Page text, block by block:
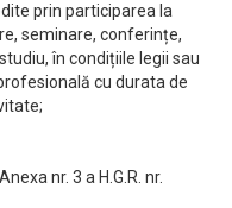
prin participarea la
seminare, conferințe,
în condițiile legii sau
cu durata de
nr. 3 a H.G.R. nr.